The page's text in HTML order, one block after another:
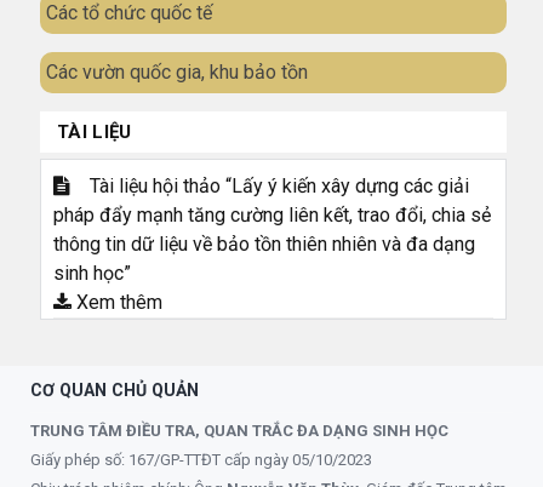
Các tổ chức quốc tế
Các vườn quốc gia, khu bảo tồn
TÀI LIỆU
Tài liệu hội thảo “Lấy ý kiến xây dựng các giải
pháp đẩy mạnh tăng cường liên kết, trao đổi, chia sẻ
thông tin dữ liệu về bảo tồn thiên nhiên và đa dạng
sinh học”
Xem thêm
CƠ QUAN CHỦ QUẢN
TRUNG TÂM ĐIỀU TRA, QUAN TRẮC ĐA DẠNG SINH HỌC
Giấy phép số: 167/GP-TTĐT cấp ngày 05/10/2023